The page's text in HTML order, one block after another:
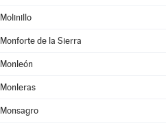
Molinillo
Monforte de la Sierra
Monleón
Monleras
Monsagro